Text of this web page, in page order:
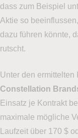
dass zum Beispiel
Aktie so
dazu führen könnte,
rutscht.
Unter den
Constellation
Einsatz je Kontrakt
maximale mögliche
Laufzeit über 170 $